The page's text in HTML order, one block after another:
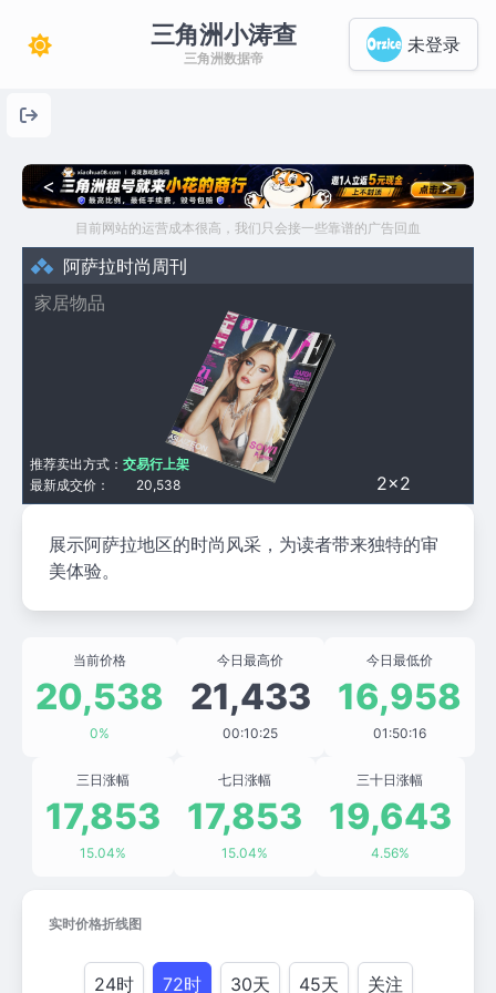
三角洲小涛查
三角洲数据帝
未登录
< >
目前网站的运营成本很高，我们只会接一些靠谱的广告回血
阿萨拉时尚周刊
家居物品
2×2
最新成交价： 20,538
推荐卖出方式： 交易行上架
展示阿萨拉地区的时尚风采，为读者带来独特的审
美体验。
当前价格
20,538
0%
今日最高价
21,433
00:10:25
今日最低价
16,958
01:50:16
三日涨幅
17,853
15.04%
七日涨幅
17,853
15.04%
三十日涨幅
19,643
4.56%
实时价格折线图
24时 72时 30天 45天 关注